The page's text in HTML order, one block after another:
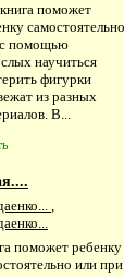
поможет
самостоятельно
помощью
научиться
фигурки
из разных
В...
,
поможет ребенку
или при